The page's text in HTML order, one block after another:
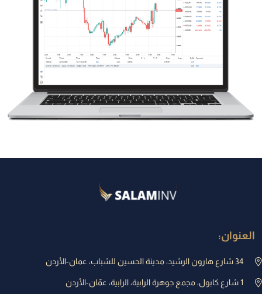
العنوان:
34 شارع هارون الرشيد، مدينة الحسين للشباب، عمان-الأردن
1 شارع كابول، مجمع جوهرة الرابية، الرابية، عمّان-الأردن